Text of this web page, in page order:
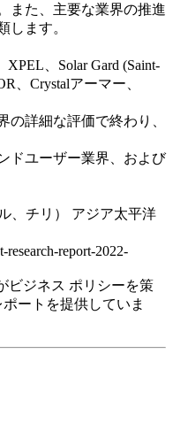
また、主要な業界の推進
します。
、Solar Gard (Saint-
、Crystalアーマー、
詳細な評価で終わり、
ドユーザー業界、および
、チリ） アジア太平洋
report-2022-
ビジネス ポリシーを策
ートを提供していま